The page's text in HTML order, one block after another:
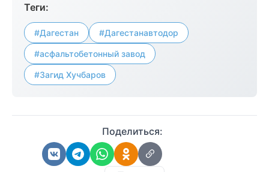
Теги:
#Дагестан #Дагестанавтодор
#асфальтобетонный завод
#Загид Хучбаров
Поделиться: